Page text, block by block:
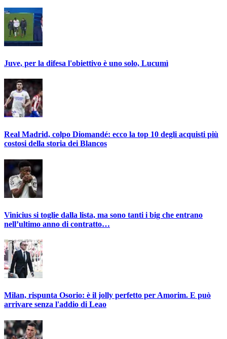
Juve, per la difesa l'obiettivo è uno solo, Lucumì
Real Madrid, colpo Diomandé: ecco la top 10 degli acquisti più
costosi della storia dei Blancos
Vinicius si toglie dalla lista, ma sono tanti i big che entrano
nell’ultimo anno di contratto…
Milan, rispunta Osorio: è il jolly perfetto per Amorim. E può
arrivare senza l'addio di Leao